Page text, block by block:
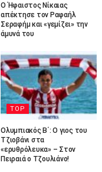
Ο Ήφαιστος Νίκαιας
απέκτησε τον Ραφαήλ
Σεραφήμ και «γεμίζει» την
άμυνά του
TOP
Ολυμπιακός Β΄: Ο γιος του
Τζιοβάνι στα
«ερυθρόλευκα» – Στον
Πειραιά ο Τζουλιάνο!